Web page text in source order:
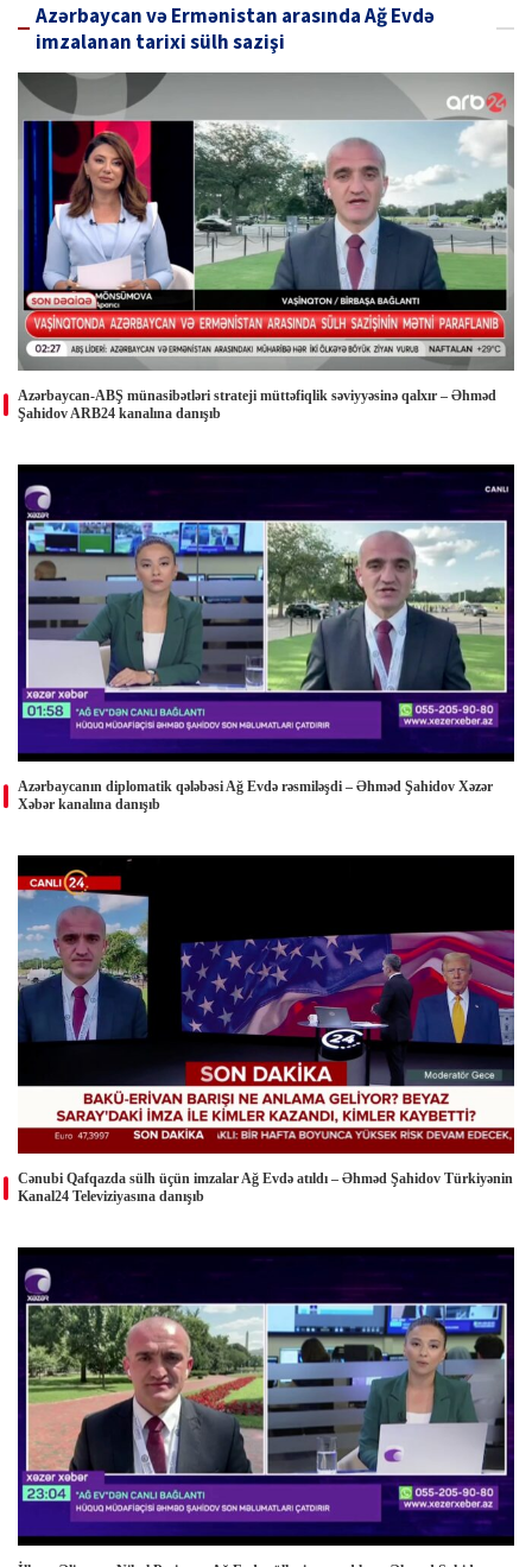
Azərbaycan və Ermənistan arasında Ağ Evdə
imzalanan tarixi sülh sazişi
Azərbaycan-ABŞ münasibətləri strateji müttəfiqlik səviyyəsinə qalxır – Əhməd
Şahidov ARB24 kanalına danışıb
Azərbaycanın diplomatik qələbəsi Ağ Evdə rəsmiləşdi – Əhməd Şahidov Xəzər
Xəbər kanalına danışıb
Cənubi Qafqazda sülh üçün imzalar Ağ Evdə atıldı – Əhməd Şahidov Türkiyənin
Kanal24 Televiziyasına danışıb